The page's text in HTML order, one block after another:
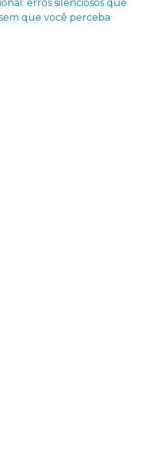
erros silenciosos que
que você perceba